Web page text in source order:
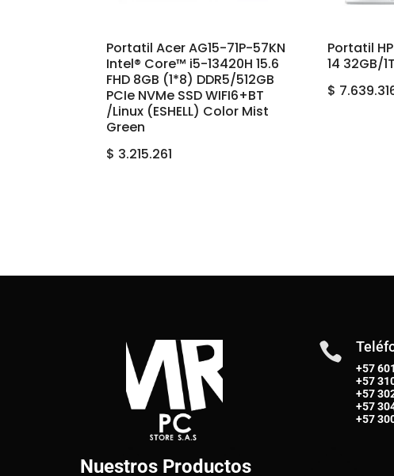
Portatil Acer AG15-71P-57KN
Intel® Core™ i5-13420H 15.6
FHD 8GB (1*8) DDR5/512GB
PCIe NVMe SSD WIFI6+BT
/Linux (ESHELL) Color Mist
Green
$ 3.215.261
Portatil HP
14 32GB/
$

+57
+57
+57
+57
+57
Nuestros Productos